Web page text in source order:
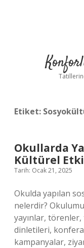
Etiket:
Okullarda
Kültürel
Tarih: Ocak 21, 2025
Okulda yapılan
nelerdir?
yayınlar,
dinletileri,
kampanyalar,